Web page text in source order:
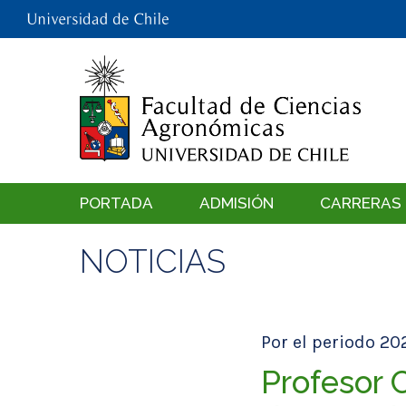
PORTADA ADMISIÓN CARRERAS
NOTICIAS
Por el periodo
Profesor